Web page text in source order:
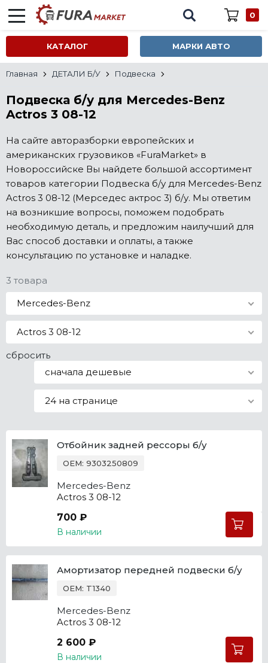
0
КАТАЛОГ МАРКИ АВТО
Главная ДЕТАЛИ Б/У Подвеска
Подвеска б/у для Mercedes-Benz
Actros 3 08-12
На сайте авторазборки европейских и
американских грузовиков «FuraMarket» в
Новороссийске Вы найдете большой ассортимент
товаров категории Подвеска б/у для Mercedes-Benz
Actros 3 08-12 (Мерседес актрос 3) б/у. Мы ответим
на возникшие вопросы, поможем подобрать
необходимую деталь, и предложим наилучший для
Вас способ доставки и оплаты, а также
консультацию по установке и наладке.
3 товара
Mercedes-Benz
Actros 3 08-12
сбросить
сначала дешевые
24 на странице
Отбойник задней рессоры б/у
OEM: 9303250809
Mercedes-Benz
Actros 3 08-12
700 ₽
В наличии
Амортизатор передней подвески б/у
OEM: T1340
Mercedes-Benz
Actros 3 08-12
2 600 ₽
В наличии